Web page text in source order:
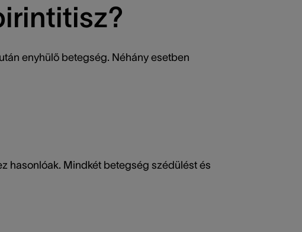
enyhülő betegség. Néhány esetben
hasonlóak. Mindkét betegség szédülést és